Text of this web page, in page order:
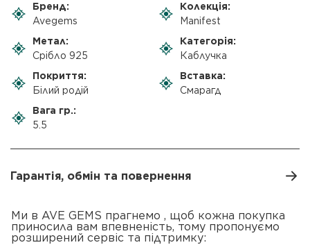
Бренд:
Avegems
Колекція:
Manifest
Метал:
Срібло 925
Категорія:
Каблучка
Покриття:
Білий родій
Вставка:
Смарагд
Вага гр.:
5.5
Гарантія, обмін та повернення
Ми в AVE GEMS прагнемо , щоб кожна покупка
приносила вам впевненість, тому пропонуємо
розширений сервіс та підтримку: